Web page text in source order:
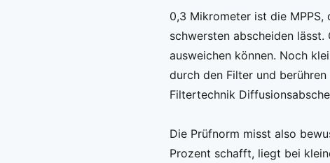
0,3 Mikrometer ist die
schwersten abscheiden
ausweichen können. Noch
durch den Filter und
Filtertechnik
Die Prüfnorm misst also
Prozent schafft, liegt bei